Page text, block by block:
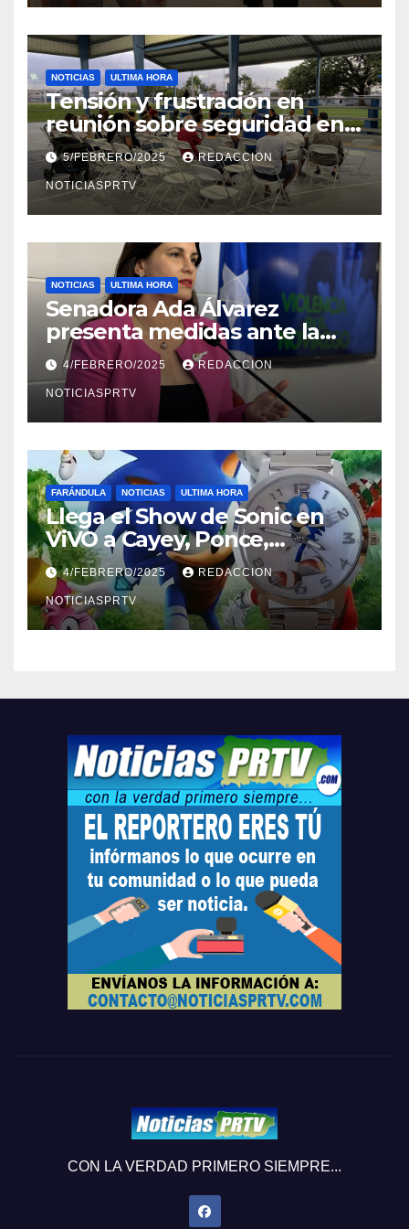
NOTICIAS ULTIMA HORA
Tensión y frustración en
reunión sobre seguridad en
Reparto Metropolitano
5/FEBRERO/2025 REDACCION
NOTICIASPRTV
NOTICIAS ULTIMA HORA
Senadora Ada Álvarez
presenta medidas ante la
violencia en el noviazgo
4/FEBRERO/2025 REDACCION
NOTICIASPRTV
FARÁNDULA NOTICIAS ULTIMA HORA
Llega el Show de Sonic en
ViVO a Cayey, Ponce,
Barceloneta y Humacao,
Relojes gratis para el que
compre ahora….
4/FEBRERO/2025 REDACCION
NOTICIASPRTV
CON LA VERDAD PRIMERO SIEMPRE...